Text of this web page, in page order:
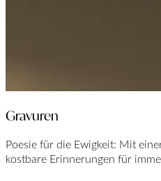
Gravuren
Poesie für die Ewigkeit: Mit
kostbare Erinnerungen für